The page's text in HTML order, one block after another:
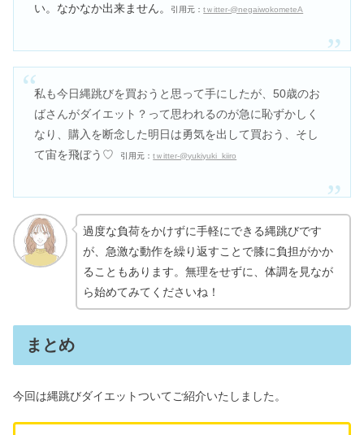
い。なかなか出来ません。
引用元：tｗitter-@negaiwokometeA
私も今日縄跳びを買おうと思って手にしたが、50歳のお
ばさんがダイエット？って思われるのが急に恥ずかしく
なり、購入を断念した明日は勇気を出して買おう、そし
て宙を飛ぼう♡
引用元：tｗitter-@yukiyuki_kiiro
過度な負荷をかけずに手軽にできる縄跳びです
が、急激な動作を繰り返すことで膝に負担がかか
ることもあります。無理をせずに、体調を見なが
ら始めてみてくださいね！
まとめ
今回は縄跳びダイエットついてご紹介いたしました。